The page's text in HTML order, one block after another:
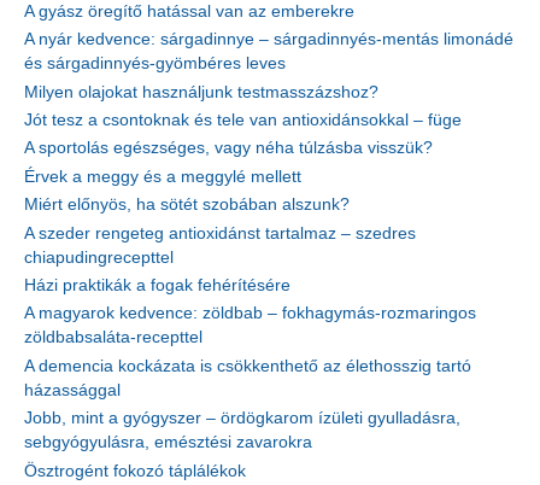
A gyász öregítő hatással van az emberekre
A nyár kedvence: sárgadinnye – sárgadinnyés-mentás limonádé
és sárgadinnyés-gyömbéres leves
Milyen olajokat használjunk testmasszázshoz?
Jót tesz a csontoknak és tele van antioxidánsokkal – füge
A sportolás egészséges, vagy néha túlzásba visszük?
Érvek a meggy és a meggylé mellett
Miért előnyös, ha sötét szobában alszunk?
A szeder rengeteg antioxidánst tartalmaz – szedres
chiapudingrecepttel
Házi praktikák a fogak fehérítésére
A magyarok kedvence: zöldbab – fokhagymás-rozmaringos
zöldbabsaláta-recepttel
A demencia kockázata is csökkenthető az élethosszig tartó
házassággal
Jobb, mint a gyógyszer – ördögkarom ízületi gyulladásra,
sebgyógyulásra, emésztési zavarokra
Ösztrogént fokozó táplálékok